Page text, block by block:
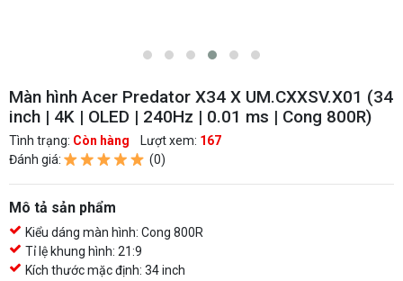
Màn hình Acer Predator X34 X UM.CXXSV.X01 (34
inch | 4K | OLED | 240Hz | 0.01 ms | Cong 800R)
Tình trạng: Còn hàng Lượt xem: 167
Đánh giá:
(0)
Mô tả sản phẩm
Kiểu dáng màn hình: Cong 800R
Tỉ lệ khung hình: 21:9
Kích thước mặc định: 34 inch